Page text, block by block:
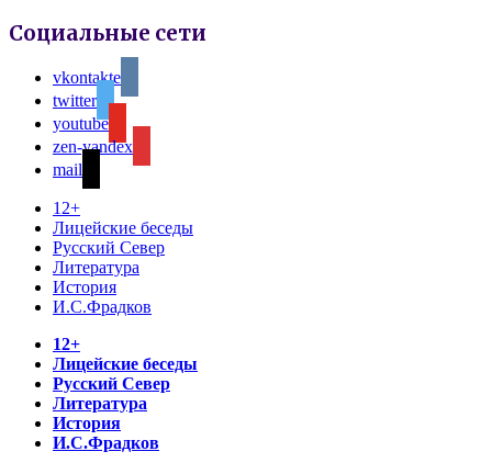
Социальные сети
vkontakte
twitter
youtube
zen-yandex
mail
12+
Лицейские беседы
Русский Север
Литература
История
И.С.Фрадков
12+
Лицейские беседы
Русский Север
Литература
История
И.С.Фрадков